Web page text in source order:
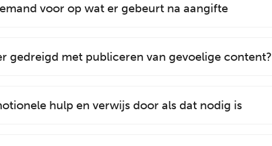
voor op wat er gebeurt na aangifte
gedreigd met publiceren van gevoelige content?
hulp en verwijs door als dat nodig is